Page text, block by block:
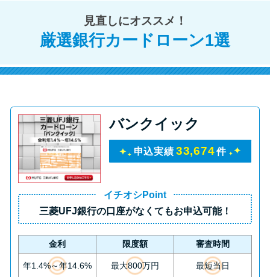
見直しにオススメ！
厳選銀行カードローン1選
バンクイック
申込実績 33,674 件
イチオシPoint
三菱UFJ銀行の口座がなくてもお申込可能！
金利 限度額 審査時間
年1.4%～年14.6% 最大800万円 最短当日